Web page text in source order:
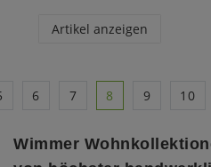
Artikel anzeigen
6 7 8 9 10
Wimmer